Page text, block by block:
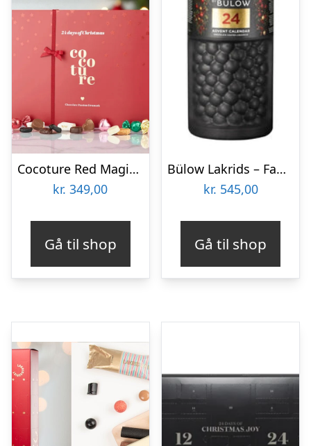
Cocoture Red Magic julekalender
kr. 349,00
Gå til shop
Bülow Lakrids – Familie Julekalender
kr. 545,00
Gå til shop